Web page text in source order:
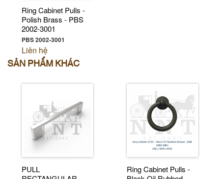
Ring Cabinet Pulls -
Polish Brass - PBS
2002-3001
PBS 2002-3001
Liên hệ
SẢN PHẨM KHÁC
PULL
Ring Cabinet Pulls -